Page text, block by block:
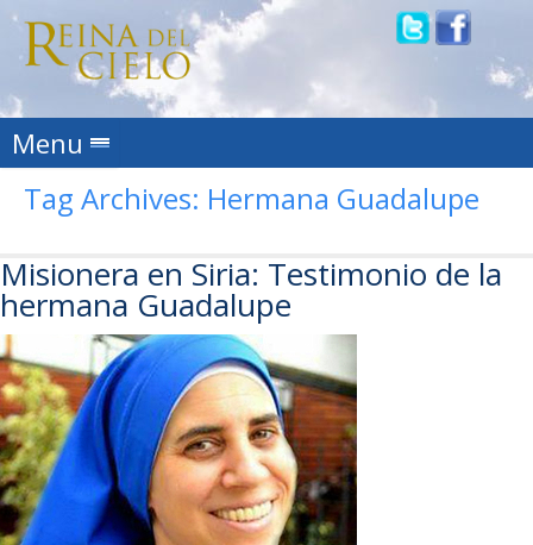
Menu Skip to content
Tag Archives: Hermana Guadalupe
Misionera en Siria: Testimonio de la
hermana Guadalupe